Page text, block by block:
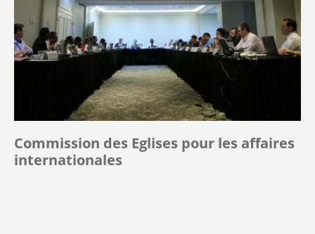
Commission des Eglises pour les affaires
internationales